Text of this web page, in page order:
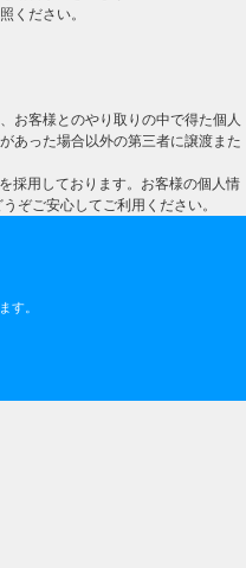
ください。
お客様とのやり取りの中で得た個人
あった場合以外の第三者に譲渡また
採用しております。お客様の個人情
ぞご安心してご利用ください。
す。